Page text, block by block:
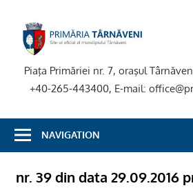
content
Piaţa Primăriei nr. 7, oraşul
+40-265-443400, E-mail:
NAVIGATION
nr. 39 din data 29.09.2016